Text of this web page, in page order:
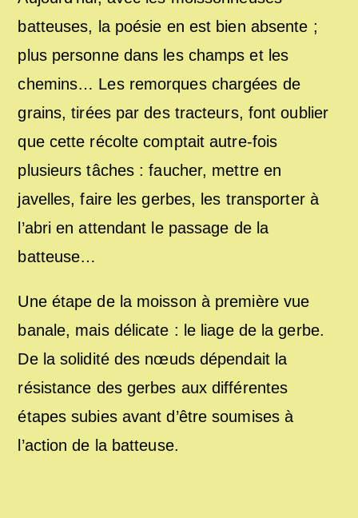
batteuses, la poésie en est bien absente ;
plus personne dans les champs et les
chemins… Les remorques chargées de
grains, tirées par des tracteurs, font oublier
que cette récolte comptait autre-fois
plusieurs tâches : faucher, mettre en
javelles, faire les gerbes, les transporter à
l’abri en attendant le passage de la
batteuse…
Une étape de la moisson à première vue
banale, mais délicate : le liage de la gerbe.
De la solidité des nœuds dépendait la
résistance des gerbes aux différentes
étapes subies avant d’être soumises à
l’action de la batteuse.